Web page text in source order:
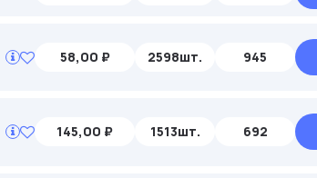
58,00 ₽ 2598шт. 945
145,00 ₽ 1513шт. 692